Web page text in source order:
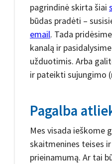
pagrindinė skirta šiai
būdas pradėti –
email. Tada
kanalą ir
užduotimis. Arba
ir pateikti sujungimo
Pagalba
Mes visada ieškome
skaitmenines teises
prieinamumą. Ar tai